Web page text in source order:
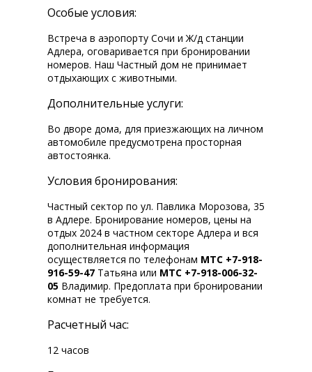
Особые условия:
Встреча в аэропорту Сочи и Ж/д станции
Адлера, оговаривается при бронировании
номеров. Наш Частный дом не принимает
отдыхающих с животными.
Дополнительные услуги:
Во дворе дома, для приезжающих на личном
автомобиле предусмотрена просторная
автостоянка.
Условия бронирования:
Частный сектор по ул. Павлика Морозова, 35
в Адлере. Бронирование номеров, цены на
отдых 2024 в частном секторе Адлера и вся
дополнительная информация
осуществляется по телефонам МТС +7-918-
916-59-47 Татьяна или МТС +7-918-006-32-
05 Владимир. Предоплата при бронировании
комнат не требуется.
Расчетный час:
12 часов